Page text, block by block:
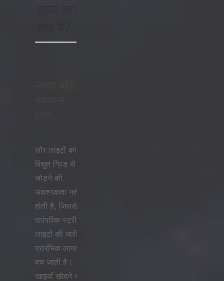
सौर लाइटों को
विद्युत ग्रिड से
जोड़ने की
आवश्यकता नहीं
होती है, जिससे
पारंपरिक स्ट्रीट
लाइटों की भारी
प्रारंभिक लागत
बच जाती है।
खाइयाँ खोदने या